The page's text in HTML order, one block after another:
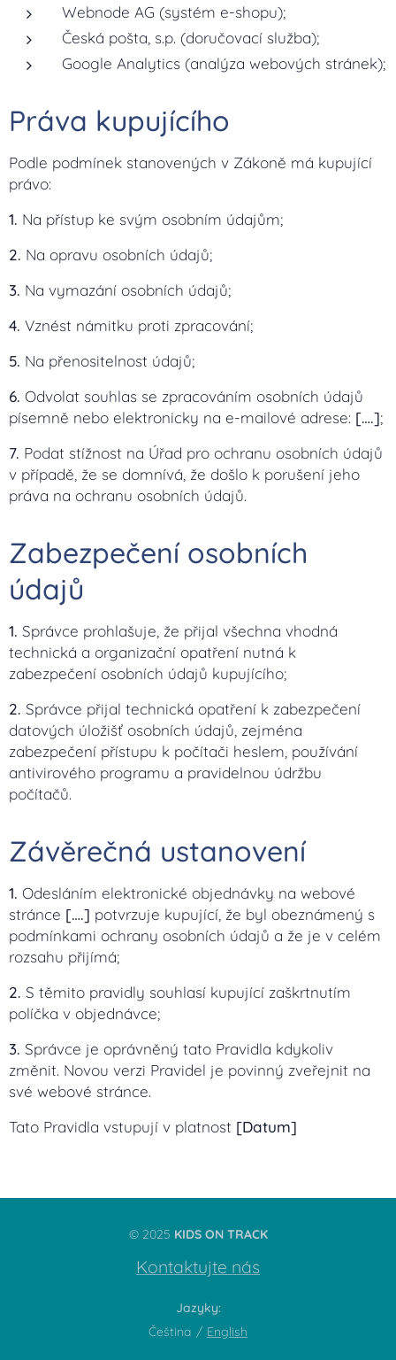
Webnode AG (systém e-shopu);
Česká pošta, s.p. (doručovací služba);
Google Analytics (analýza webových stránek);
Práva kupujícího
Podle podmínek stanovených v Zákoně má kupující
právo:
1. Na přístup ke svým osobním údajům;
2. Na opravu osobních údajů;
3. Na vymazání osobních údajů;
4. Vznést námitku proti zpracování;
5. Na přenositelnost údajů;
6. Odvolat souhlas se zpracováním osobních údajů
písemně nebo elektronicky na e-mailové adrese: [….];
7. Podat stížnost na Úřad pro ochranu osobních údajů
v případě, že se domnívá, že došlo k porušení jeho
práva na ochranu osobních údajů.
Zabezpečení osobních
údajů
1. Správce prohlašuje, že přijal všechna vhodná
technická a organizační opatření nutná k
zabezpečení osobních údajů kupujícího;
2. Správce přijal technická opatření k zabezpečení
datových úložišť osobních údajů, zejména
zabezpečení přístupu k počítači heslem, používání
antivirového programu a pravidelnou údržbu
počítačů.
Závěrečná ustanovení
1. Odesláním elektronické objednávky na webové
stránce [….] potvrzuje kupující, že byl obeznámený s
podmínkami ochrany osobních údajů a že je v celém
rozsahu přijímá;
2. S těmito pravidly souhlasí kupující zaškrtnutím
políčka v objednávce;
3. Správce je oprávněný tato Pravidla kdykoliv
změnit. Novou verzi Pravidel je povinný zveřejnit na
své webové stránce.
Tato Pravidla vstupují v platnost [Datum]
© 2025 KIDS ON TRACK
Kontaktujte nás
Jazyky
Čeština
English